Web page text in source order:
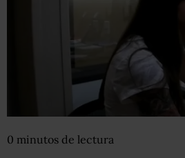
0 minutos de lectura